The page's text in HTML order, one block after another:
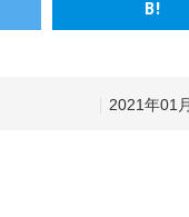
2021年01